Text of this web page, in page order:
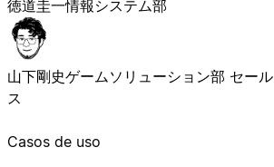
徳道圭一情報システム部
山下剛史ゲームソリューション部 セール
ス
Casos de uso